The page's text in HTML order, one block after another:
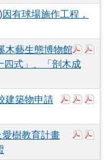
有球場施作工程，
於彈
木藝生態博物館
四式」、「剖木成
於彈跳
於彈
建築物申請
於彈
樹教育計畫